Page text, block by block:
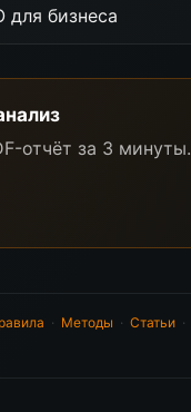
для бизнеса
отчёт за 3 минуты.
· Методы · Статьи·